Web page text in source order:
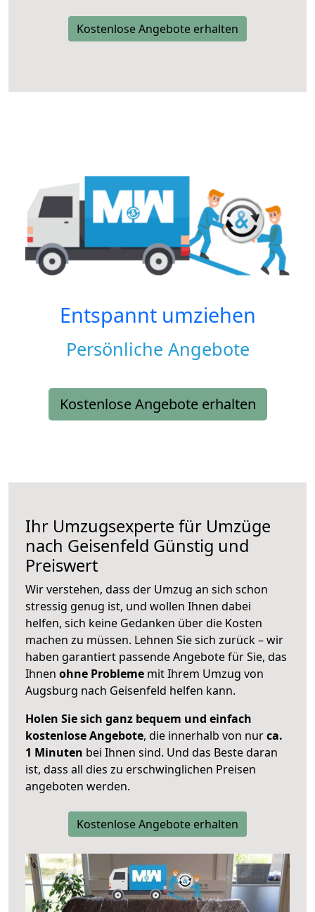
Kostenlose Angebote erhalten
Entspannt umziehen
Persönliche Angebote
Kostenlose Angebote erhalten
Ihr Umzugsexperte für Umzüge
nach Geisenfeld Günstig und
Preiswert
Wir verstehen, dass der Umzug an sich schon
stressig genug ist, und wollen Ihnen dabei
helfen, sich keine Gedanken über die Kosten
machen zu müssen. Lehnen Sie sich zurück – wir
haben garantiert passende Angebote für Sie, das
Ihnen ohne Probleme mit Ihrem Umzug von
Augsburg nach Geisenfeld helfen kann.
Holen Sie sich ganz bequem und einfach
kostenlose Angebote, die innerhalb von nurca.
1 Minuten bei Ihnen sind. Und das Beste daran
ist, dass all dies zu erschwinglichen Preisen
angeboten werden.
Kostenlose Angebote erhalten